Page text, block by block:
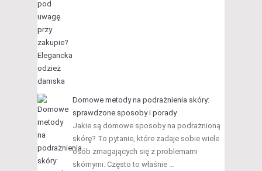
Domowe metody na podrażnienia skóry:
sprawdzone sposoby i porady
Jakie są domowe sposoby na podrażnioną
skórę? To pytanie, które zadaje sobie wiele
osób zmagających się z problemami
skórnymi. Często to właśnie …